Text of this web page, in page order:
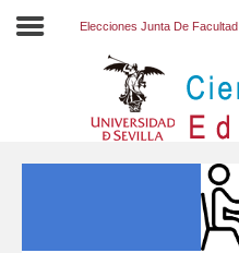
Elecciones Junta De Facultad